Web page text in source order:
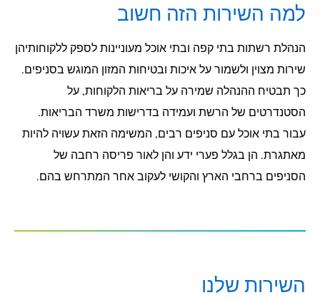
למה השירות הזה חשוב
הנהלת רשתות בתי קפה ובתי אוכל מעוניינות לספק ללקוחותיהן
שירות מצוין ולשמור על איכות ובטיחות המזון המוגש בסניפים.
כך תבטיח ההנהלה שמירה על בריאות הלקוחות, על
הסטנדרטים של הרשת ועמידה בדרישות משרד הבריאות.
עבור בתי אוכל עם סניפים רבים, המשימה הזאת עשויה להיות
מאתגרת. הן בגלל פערי ידע והן לאור פריסה רחבה של
הסניפים ברחבי הארץ והקושי לעקוב אחר המתרחש בהם.
השירות שלנו